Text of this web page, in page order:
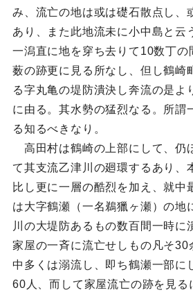
み、流亡の地は或は礎石散点し、
あり、また此地流未に小中島と云
一潟直に地を穿ち去りて10数丁の
薮の跡更に見る所なし、但し鶴崎
る字丸亀の堤防潰決し奔流の是よ
に由る。其水勢の猛烈なる。所謂
る知るべきなり。
高田村は鶴崎の上部にして、仍
て其支流乙津川の廻環するあり、
比し更に一層の酷烈を加え、就中
は大字鶴瀬（一名鵜獵ヶ瀬）の地
川の大堤防あるもの数百間一時に
家屋の一斉に流亡せしもの凡そ30
中多くは溺流し、即ち鶴瀬一部に
60人、而して家屋流亡の跡を見る